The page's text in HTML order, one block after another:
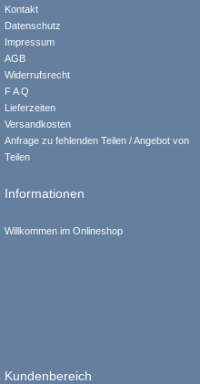
Kontakt
Datenschutz
Impressum
AGB
Widerrufsrecht
F A Q
Lieferzeiten
Versandkosten
Anfrage zu fehlenden Teilen / Angebot von
Teilen
Informationen
Willkommen im Onlineshop
Kundenbereich